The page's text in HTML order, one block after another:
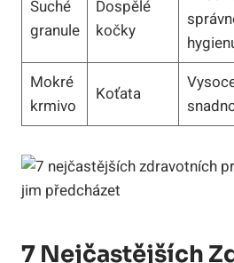
Suché
granule
Dospělé
kočky
Mokré
krmivo
Koťata
7 Nejčastějších